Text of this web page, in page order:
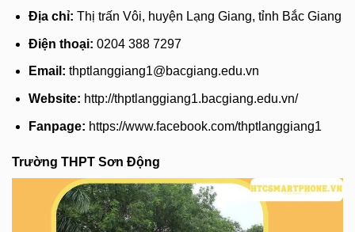
Địa chỉ: Thị trấn Vôi, huyện Lạng Giang, tỉnh Bắc Giang
Điện thoại: 0204 388 7297
Email: thptlanggiang1@bacgiang.edu.vn
Website: http://thptlanggiang1.bacgiang.edu.vn/
Fanpage: https://www.facebook.com/thptlanggiang1
Trường THPT Sơn Động